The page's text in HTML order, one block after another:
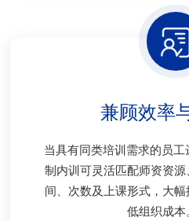
兼顾效率
当具有同类培训需求的员工
制内训可灵活匹配师资资
间、次数及上课形式，大
低组织成本